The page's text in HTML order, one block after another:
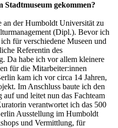
gekommen?
an der Humboldt Universität zu
(Dipl.). Bevor ich
für verschiedene Museen und
Referentin des
Da habe ich vor allem kleinere
für die Mitarbeiter:innen
kam ich vor circa 14 Jahren,
Im Anschluss baute ich den
und leitet nun das Fachteam
verantwortet ich das 500
Ausstellung im Humboldt
und Vermittlung, für